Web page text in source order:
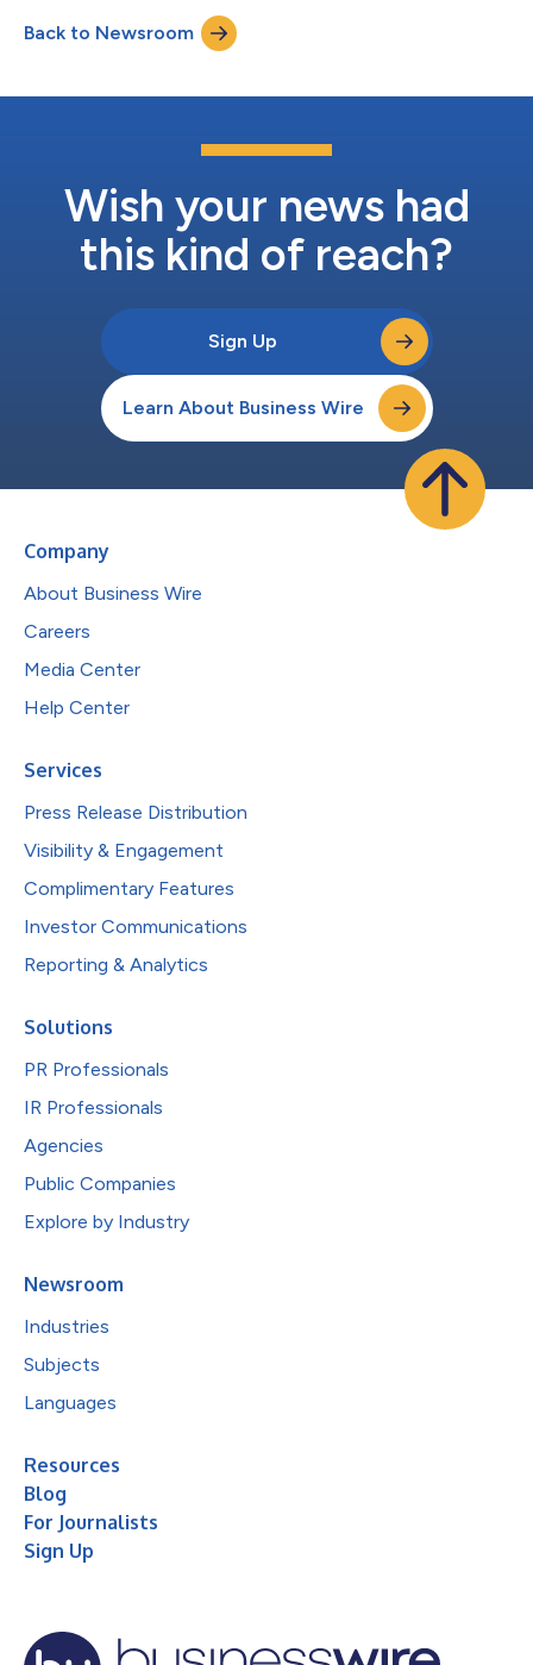
Maina und Charity Ndegwa von einem dynamischen
kenianischen Frauentrio geleitet, das sich mit Leidenschaft und
Zielstrebigkeit für die Schaffung nachhalti...
Back to Newsroom
Wish your news had
this kind of reach?
Sign Up
Learn About Business Wire
Company
About Business Wire
Careers
Media Center
Help Center
Services
Press Release Distribution
Visibility & Engagement
Complimentary Features
Investor Communications
Reporting & Analytics
Solutions
PR Professionals
IR Professionals
Agencies
Public Companies
Explore by Industry
Newsroom
Industries
Subjects
Languages
Resources
Blog
For Journalists
Sign Up